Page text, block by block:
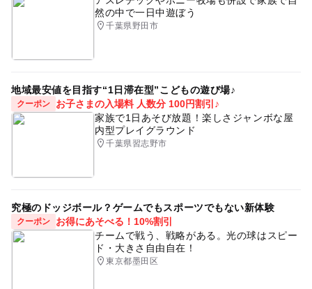
然の中で一日中遊ぼう
千葉県野田市
地域最安値を目指す“1日滞在型”こどもの遊び場♪
クーポン
お子さまの入場料 人数分 100円割引♪
家族で1日あそび放題！楽しさジャンボな屋
内型プレイグラウンド
千葉県習志野市
究極のドッジボール？ゲームでもスポーツでもない新体験
クーポン
お得にあそべる！10%割引
チームで戦う、戦略がある。光の球はスピー
ド・大きさ自由自在！
東京都墨田区